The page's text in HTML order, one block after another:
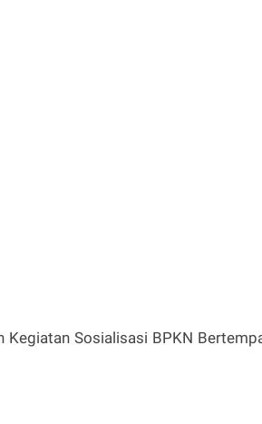
Sosialisasi BPKN